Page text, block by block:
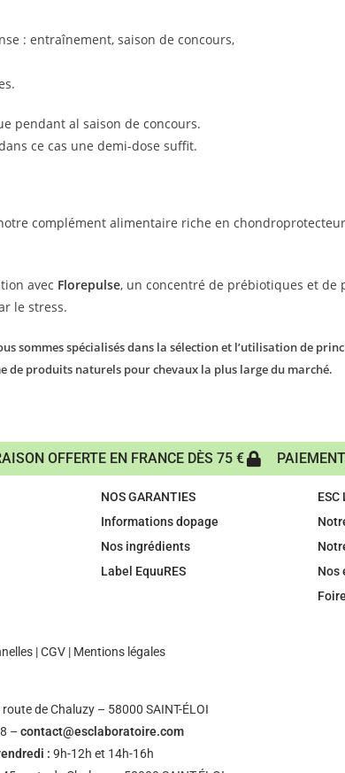
: entraînement, saison de concours,
pendant al saison de concours.
ce cas une demi-dose suffit.
complément alimentaire riche en
avec Florepulse, un concentré de prébiotiques et de
le stress.
sommes spécialisés dans la sélection et l’utilisation de
de produits naturels pour chevaux la plus large du marché.
OFFERTE EN FRANCE DÈS 75 €
NOS GARANTIES
Informations dopage
Nos ingrédients
Label EquuRES
ESC
Nos
|CGV| Mentions légales
de Chaluzy – 58000 SAINT-ÉLOI
–contact@esclaboratoire.com
:9h-12h et 14h-16h